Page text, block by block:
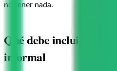
no tener nada.
Qué debe incluir el
informal